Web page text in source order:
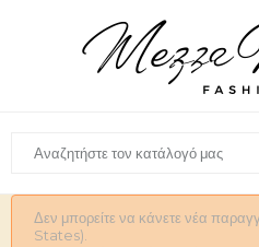
Δεν μπορείτε να κάνετε νέα
States).